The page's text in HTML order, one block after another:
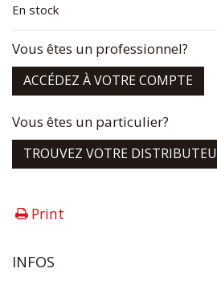
En stock
Vous êtes un professionnel?
ACCÉDEZ À VOTRE COMPTE
Vous êtes un particulier?
TROUVEZ VOTRE
Print
INFOS